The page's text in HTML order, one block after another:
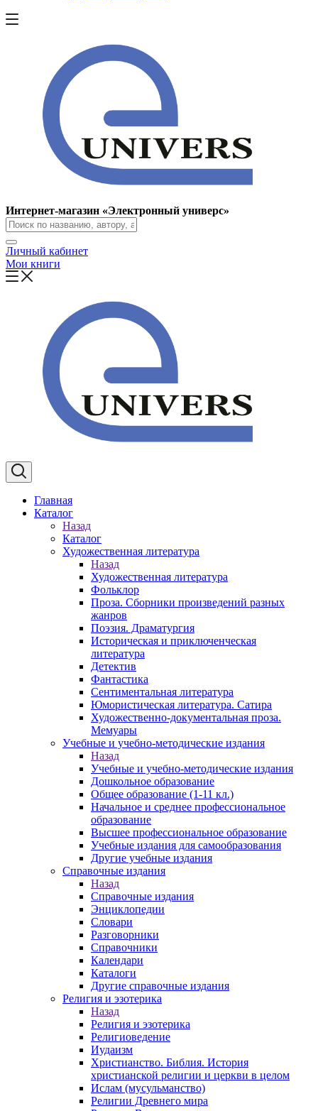
Интернет-магазин «Электронный универс»
Личный кабинет
Мои книги
Главная
Каталог
Назад
Каталог
Художественная литература
Назад
Художественная литература
Фольклор
Проза. Сборники произведений разных
жанров
Поэзия. Драматургия
Историческая и приключенческая
литература
Детектив
Фантастика
Сентиментальная литература
Юмористическая литература. Сатира
Художественно-документальная проза.
Мемуары
Учебные и учебно-методические издания
Назад
Учебные и учебно-методические издания
Дошкольное образование
Общее образование (1-11 кл.)
Начальное и среднее профессиональное
образование
Высшее профессиональное образование
Учебные издания для самообразования
Другие учебные издания
Справочные издания
Назад
Справочные издания
Энциклопедии
Словари
Разговорники
Справочники
Календари
Каталоги
Другие справочные издания
Религия и эзотерика
Назад
Религия и эзотерика
Религиоведение
Иудаизм
Христианство. Библия. История
христианской религии и церкви в целом
Ислам (мусульманство)
Религии Древнего мира